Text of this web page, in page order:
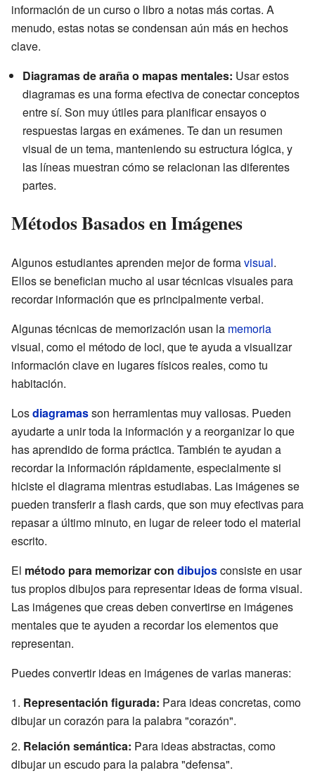
información de un curso o libro a notas más cortas. A
menudo, estas notas se condensan aún más en hechos
clave.
Diagramas de araña o mapas mentales: Usar estos
diagramas es una forma efectiva de conectar conceptos
entre sí. Son muy útiles para planificar ensayos o
respuestas largas en exámenes. Te dan un resumen
visual de un tema, manteniendo su estructura lógica, y
las líneas muestran cómo se relacionan las diferentes
partes.
Métodos Basados en Imágenes
Algunos estudiantes aprenden mejor de formavisual.
Ellos se benefician mucho al usar técnicas visuales para
recordar información que es principalmente verbal.
Algunas técnicas de memorización usan la memoria
visual, como el método de loci, que te ayuda a visualizar
información clave en lugares físicos reales, como tu
habitación.
Losdiagramasson herramientas muy valiosas. Pueden
ayudarte a unir toda la información y a reorganizar lo que
has aprendido de forma práctica. También te ayudan a
recordar la información rápidamente, especialmente si
hiciste el diagrama mientras estudiabas. Las imágenes se
pueden transferir a flash cards, que son muy efectivas para
repasar a último minuto, en lugar de releer todo el material
escrito.
El método para memorizar con dibujosconsiste en usar
tus propios dibujos para representar ideas de forma visual.
Las imágenes que creas deben convertirse en imágenes
mentales que te ayuden a recordar los elementos que
representan.
Puedes convertir ideas en imágenes de varias maneras:
Representación figurada: Para ideas concretas, como
dibujar un corazón para la palabra "corazón".
Relación semántica: Para ideas abstractas, como
dibujar un escudo para la palabra "defensa".